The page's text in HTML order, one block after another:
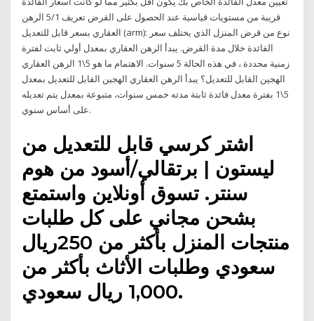
قريبة من مستويات قياسية عند الحصول على القرض تعريف 5/1 الرهن
العقاري بسعر قابل للتعديل (arm): نوع من قرض المنزل الذي يختلف سعر
الفائدة خلال مدة القرض. يبدأ الرهن العقاري بمعدل أولي ثابت لفترة
زمنية محددة ، في هذه الحالة 5 سنوات. الاهتمام ما هو 5\1 الرهن العقاري
الهجين القابل للتعديل؟ يبدأ الرهن العقاري الهجين القابل للتعديل بمعدل
5\1 بفترة معدل فائدة ثابتة مدته خمس سنوات، متبوعة بمعدل يتم تعديله
على أساس سنوي.
اشتر كرسي قابل للتعديل من
ليستون | برتقالي/أسود من هوم
سنتر. تسوق أونلاين واستمتع
بشحن مجاني على كل طلبات
منتجات المنزل بأكثر من 250ريال
سعودي وطلبات الأثاث بأكثر من
1,000 ريال سعودي.